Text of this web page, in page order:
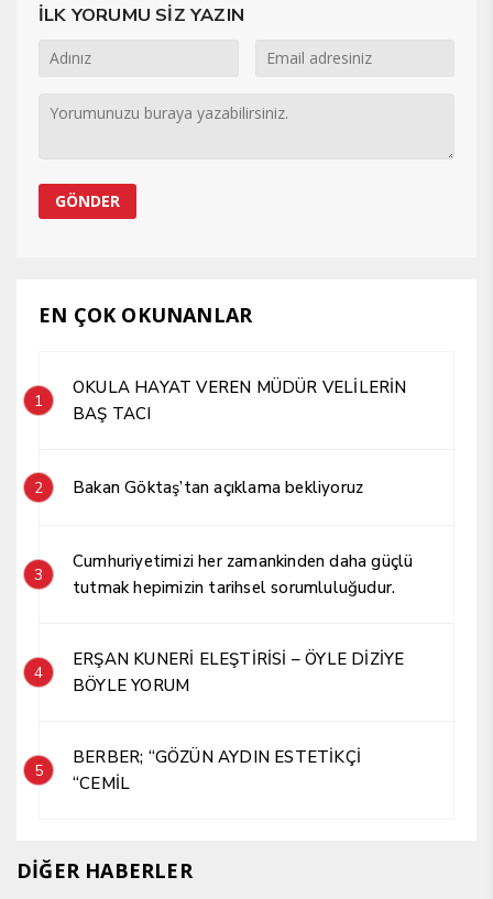
İLK YORUMU SİZ YAZIN
EN ÇOK OKUNANLAR
1
OKULA HAYAT VEREN MÜDÜR VELİLERİN
BAŞ TACI
2 Bakan Göktaş’tan açıklama bekliyoruz
3
Cumhuriyetimizi her zamankinden daha güçlü
tutmak hepimizin tarihsel sorumluluğudur.
4
ERŞAN KUNERİ ELEŞTİRİSİ – ÖYLE DİZİYE
BÖYLE YORUM
5
BERBER; “GÖZÜN AYDIN ESTETİKÇİ
“CEMİL
DİĞER HABERLER